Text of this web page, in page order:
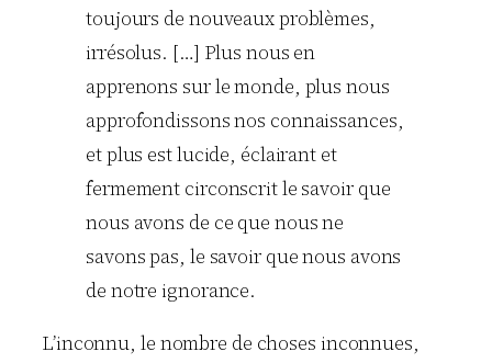
toujours de nouveaux problèmes,
irrésolus. […] Plus nous en
apprenons sur le monde, plus nous
approfondissons nos connaissances,
et plus est lucide, éclairant et
fermement circonscrit le savoir que
nous avons de ce que nous ne
savons pas, le savoir que nous avons
de notre ignorance.
L’inconnu, le nombre de choses inconnues,